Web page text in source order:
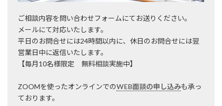
ご相談内容を問い合わせフォームにてお送りください。
メールにて対応いたします。
平日のお問合せには24時間以内に、休日のお問合せには翌
営業日中に返信いたします。
【毎月10名様限定 無料相談実施中】
ZOOMを使ったオンラインでのWEB面談の申し込みも承っ
ております。